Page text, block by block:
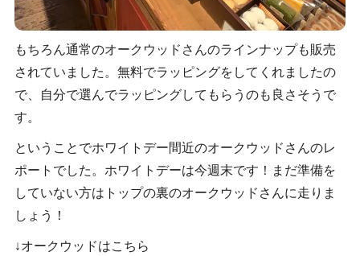
もちろん通常のオークウッドさんのラインナップも販売
されていました。無料でラッピングをしてくれましたの
で、自分で選んでラッピングしてもらうのも良さそうで
す。
ということでホワイトデー間近のオークウッドさんのレ
ポートでした。ホワイトデーは今週末です！まだ準備を
していない方はトップの裏のオークウッドさんに走りま
しょう！
↓オークウッドはこちら